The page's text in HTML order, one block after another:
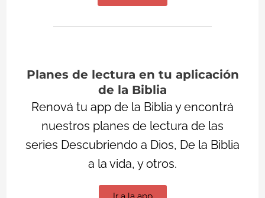
Planes de lectura en tu aplicación
de la Biblia
Renová tu app de la Biblia y encontrá
nuestros planes de lectura de las
series Descubriendo a Dios, De la Biblia
a la vida, y otros.